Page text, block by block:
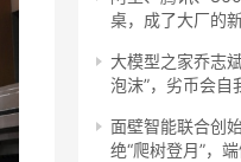
桌，成了大厂的
大模型之家乔志
泡沫”，劣币会自
面壁智能联合创
绝“爬树登月”，